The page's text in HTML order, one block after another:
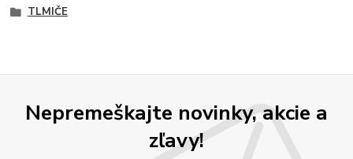
TLMIČE
Nepremeškajte novinky, akcie a
zľavy!